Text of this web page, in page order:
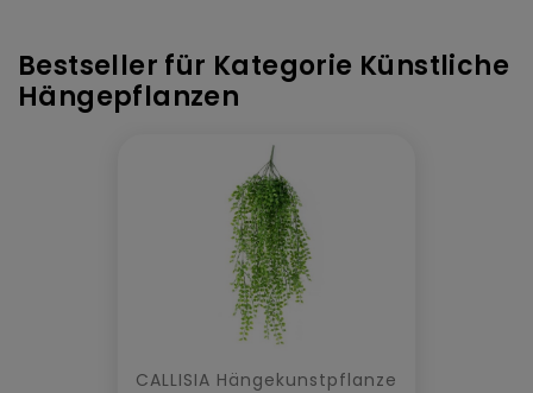
Bestseller für Kategorie Künstliche
Hängepflanzen
CALLISIA Hängekunstpflanze